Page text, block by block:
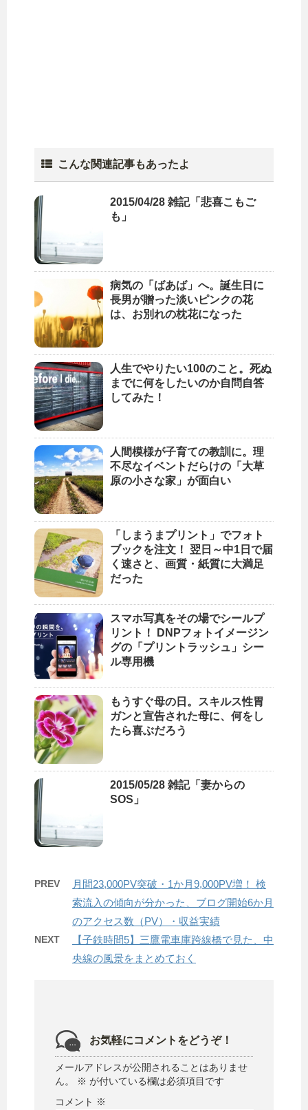
こんな関連記事もあったよ
2015/04/28 雑記「悲喜こもご
も」
病気の「ばあば」へ。誕生日に
長男が贈った淡いピンクの花
は、お別れの枕花になった
人生でやりたい100のこと。死ぬ
までに何をしたいのか自問自答
してみた！
人間模様が子育ての教訓に。理
不尽なイベントだらけの「大草
原の小さな家」が面白い
「しまうまプリント」でフォト
ブックを注文！ 翌日～中1日で届
く速さと、画質・紙質に大満足
だった
スマホ写真をその場でシールプ
リント！ DNPフォトイメージン
グの「プリントラッシュ」シー
ル専用機
もうすぐ母の日。スキルス性胃
ガンと宣告された母に、何をし
たら喜ぶだろう
2015/05/28 雑記「妻からの
SOS」
PREV
月間23,000PV突破・1か月9,000PV増！ 検
索流入の傾向が分かった、ブログ開始6か月
のアクセス数（PV）・収益実績
NEXT
【子鉄時間5】三鷹電車庫跨線橋で見た、中
央線の風景をまとめておく
お気軽にコメントをどうぞ！
メールアドレスが公開されることはありませ
ん。
※ が付いている欄は必須項目です
コメント ※